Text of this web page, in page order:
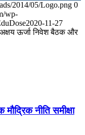
2014/05/Logo.png 0
wp-
2020-11-27
ऊर्जा निवेश बैठक और
मौद्रिक नीति समीक्षा